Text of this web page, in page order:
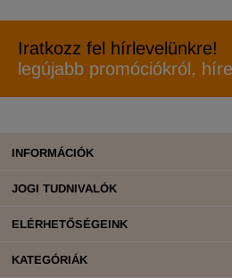
Iratkozz fel hírlevelünkre!
legújabb promóciókról,
INFORMÁCIÓK
JOGI TUDNIVALÓK
ELÉRHETŐSÉGEINK
KATEGÓRIÁK